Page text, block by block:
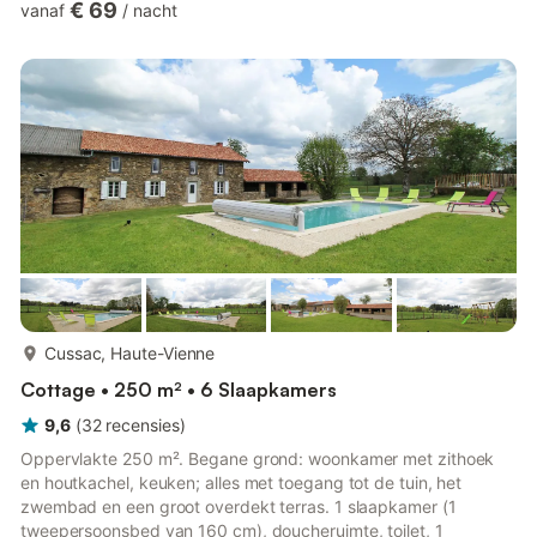
ideaal tweede thuis is. In het nabijgelegen Hautefort vindt u een
en een kleine wekelijkse markt. De Dordogne staat bekend om
zijn keuken, kastelen en prehistorisch...
vanaf € 69 / nacht
Cussac, Haute-Vienne
Cottage • 250 m² • 6 Slaapkamers
9,6 (32 recensies)
Oppervlakte 250 m². Begane grond: woonkamer met zithoek
en houtkachel, keuken; alles met toegang tot de tuin, het
zwembad en een groot overdekt terras. 1 slaapkamer (1
tweepersoonsbed van 160 cm), doucheruimte, toilet, 1